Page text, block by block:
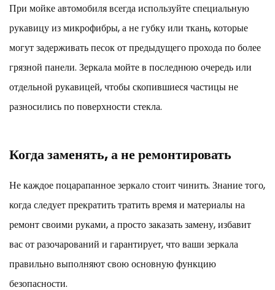
При мойке автомобиля всегда используйте специальную
рукавицу из микрофибры, а не губку или ткань, которые
могут задерживать песок от предыдущего прохода по более
грязной панели. Зеркала мойте в последнюю очередь или
отдельной рукавицей, чтобы скопившиеся частицы не
разносились по поверхности стекла.
Когда заменять, а не ремонтировать
Не каждое поцарапанное зеркало стоит чинить. Знание того,
когда следует прекратить тратить время и материалы на
ремонт своими руками, а просто заказать замену, избавит
вас от разочарований и гарантирует, что ваши зеркала
правильно выполняют свою основную функцию
безопасности.